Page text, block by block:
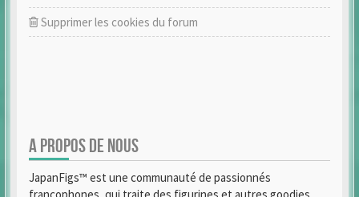
Supprimer les cookies du forum
A PROPOS DE NOUS
JapanFigs™ est une communauté de passionnés